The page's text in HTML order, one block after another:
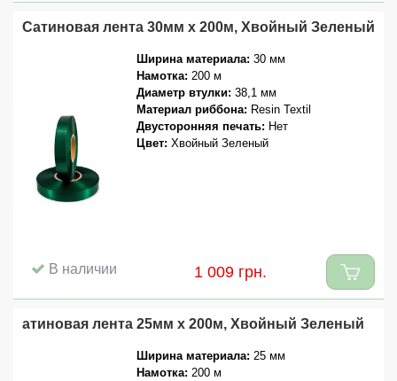
Сатиновая лента 30мм x 200м, Хвойный Зеленый
Ширина материала: 30 мм
Намотка: 200 м
Диаметр втулки: 38,1 мм
Материал риббона: Resin Textil
Двусторонняя печать: Нет
Цвет: Хвойный Зеленый
В наличии 1 009 грн.
атиновая лента 25мм x 200м, Хвойный Зеленый
Ширина материала: 25 мм
Намотка: 200 м